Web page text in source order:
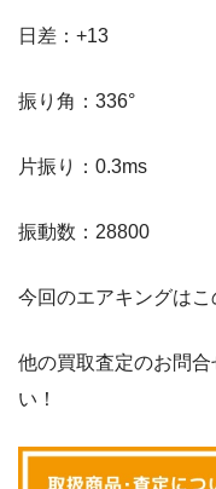
日差：+13
振り角：336°
片振り：0.3ms
振動数：28800
今回のエアキングはこ
他の買取査定のお問
い！